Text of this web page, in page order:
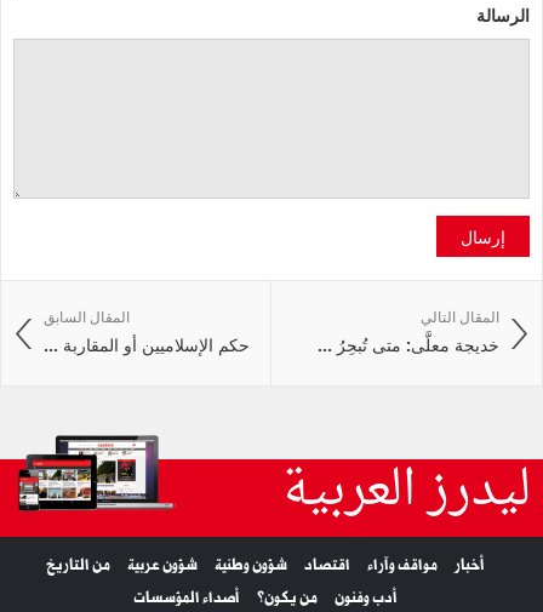
الرسالة
إرسال
المقال السابق
حكم الإسلاميين أو المقاربة ...
المقال التالي
خديجة معلَّى: متى تُبحِرُ ...
ليدرز العربية
أخبار مواقف وآراء اقتصاد شؤون وطنية شؤون عربية
من التاريخ
أدب وفنون
من يكون؟ أصداء المؤسسات